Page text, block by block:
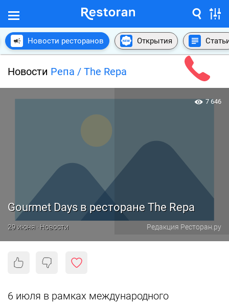
Новости ресторанов Открытия
Новости Репа / The Repa
Gourmet Days в ресторане The Repa
29 июня · Новости Редакция Ресторан.ру
7 646
6 июля в рамках международного